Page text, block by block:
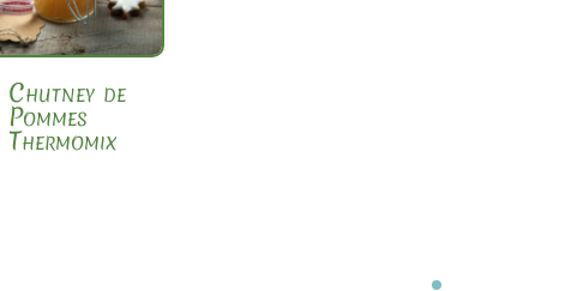
Chutney de
Pommes
Thermomix